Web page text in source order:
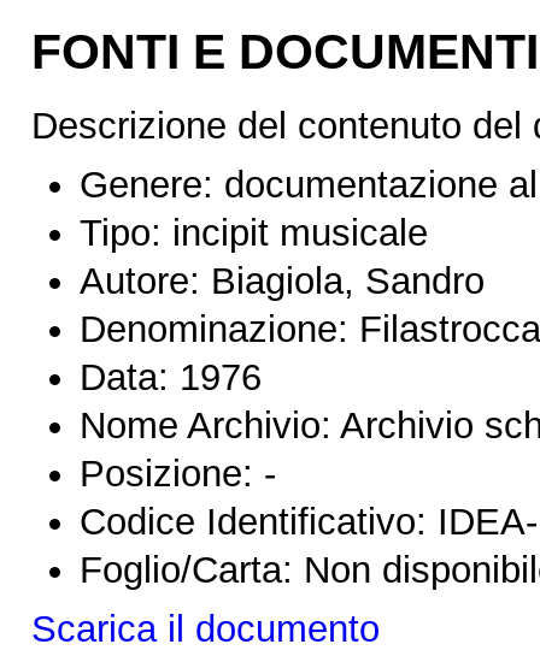
FONTI E DOCUMENTI
Descrizione del contenuto del
Genere: documentazione
Tipo: incipit musicale
Autore: Biagiola, Sandro
Denominazione: Filastrocca
Data: 1976
Nome Archivio: Archivio
Posizione: -
Codice Identificativo:
Foglio/Carta: Non
Scarica il documento